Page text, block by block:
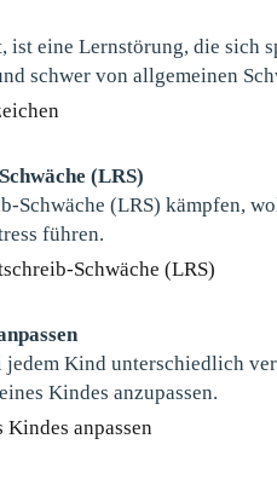
eine Lernstörung, die sich
schwer von allgemeinen
(LRS)
Schwäche (LRS) kämpfen,
führen.
Schwäche (LRS)
Kind unterschiedlich
Kindes anzupassen.
anpassen